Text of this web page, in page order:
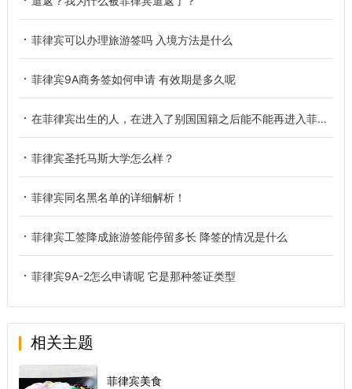
菲律宾可以办理旅游签吗 入境方法是什么
菲律宾9A商务签如何申请 有效期是多久呢
在菲律宾出生的人，在进入了别国国籍之后能不能再进入菲律宾国籍？
菲律宾圣托马斯大学怎么样？
菲律宾同名黑名单的详细解析！
菲律宾工签降成旅游签能停留多长 降签的情况是什么
菲律宾9A-2怎么申请呢 它是那种签证类型
相关主题
菲律宾美食